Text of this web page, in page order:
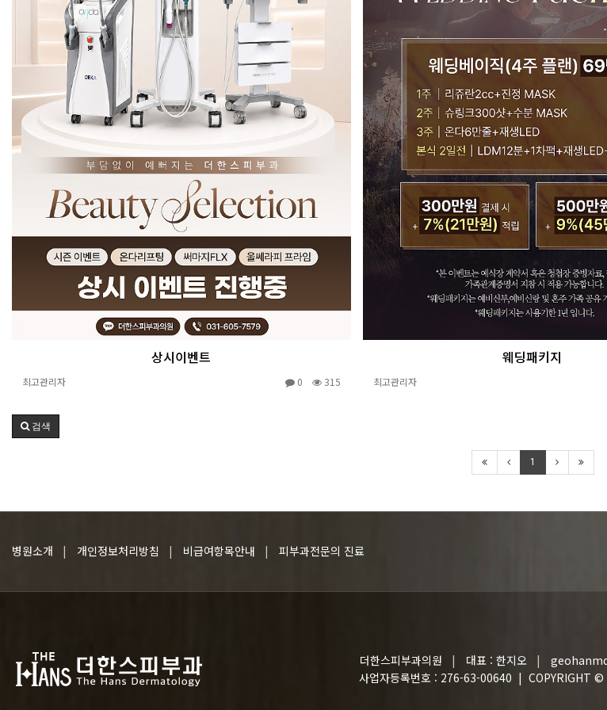
상시이벤트
최고관리자 0 315
웨딩패키지
최고관리자
검색
1
병원소개 개인정보처리방침 비급여항목안내 피부과전문의 진료
더한스피부과의원 대표 : 한지오
사업자등록번호 : 276-63-00640 | COPYRIGHT ©